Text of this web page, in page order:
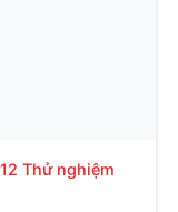
Thử nghiệm